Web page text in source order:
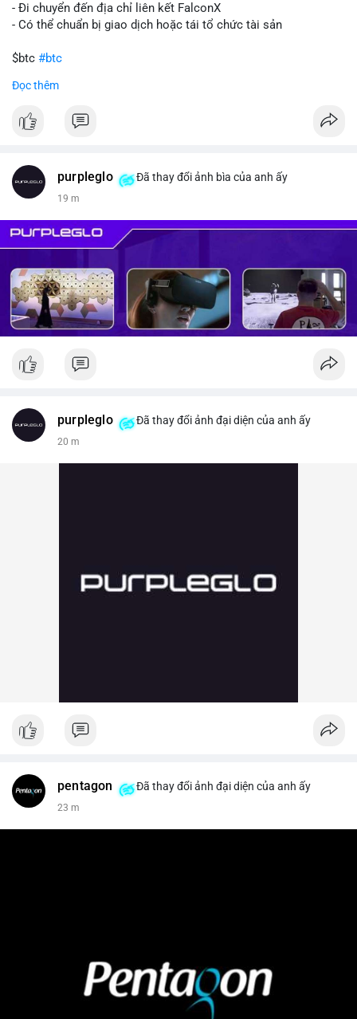
- Đi chuyển đến địa chỉ liên kết FalconX
- Có thể chuẩn bị giao dịch hoặc tái tổ chức tài sản
$btc #btc
#vlikevn
📰 Nguồn: CoinDesk
Đọc thêm
purpleglo Đã thay đổi ảnh bìa của anh ấy
19 m
purpleglo Đã thay đổi ảnh đại diện của anh ấy
20 m
pentagon Đã thay đổi ảnh đại diện của anh ấy
23 m